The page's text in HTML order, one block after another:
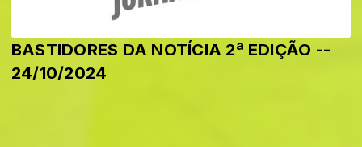
BASTIDORES DA NOTÍCIA 2ª EDIÇÃO --
24/10/2024